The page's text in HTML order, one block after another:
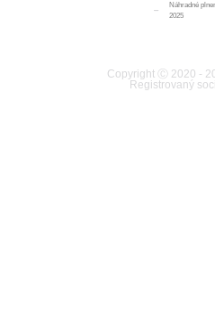
Náhradné
2025
Copyright Ⓒ 2020 -
Registrovaný